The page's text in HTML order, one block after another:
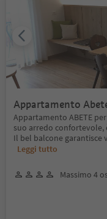
Appartamento
Appartamento ABETE
suo arredo
Il bel balcone garantisce
Leggi tutto
Massimo 4